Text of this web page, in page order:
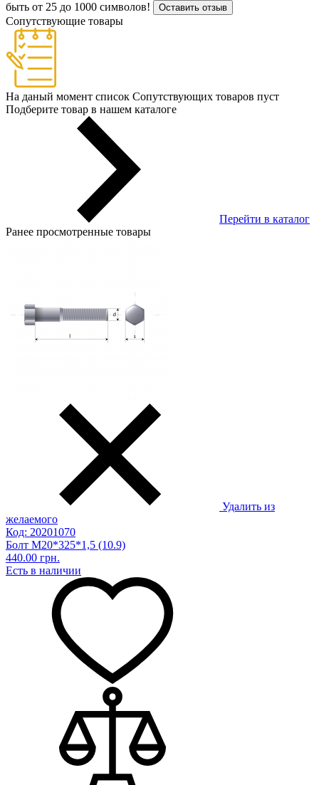
быть от 25 до 1000 символов! Оставить отзыв
Сопутствующие товары
На даный момент список Сопутствующих товаров пуст
Подберите товар в нашем каталоге
Перейти в каталог
Ранее просмотренные товары
Удалить из
желаемого
Код: 20201070
Болт М20*325*1,5 (10.9)
440.00 грн.
Есть в наличии